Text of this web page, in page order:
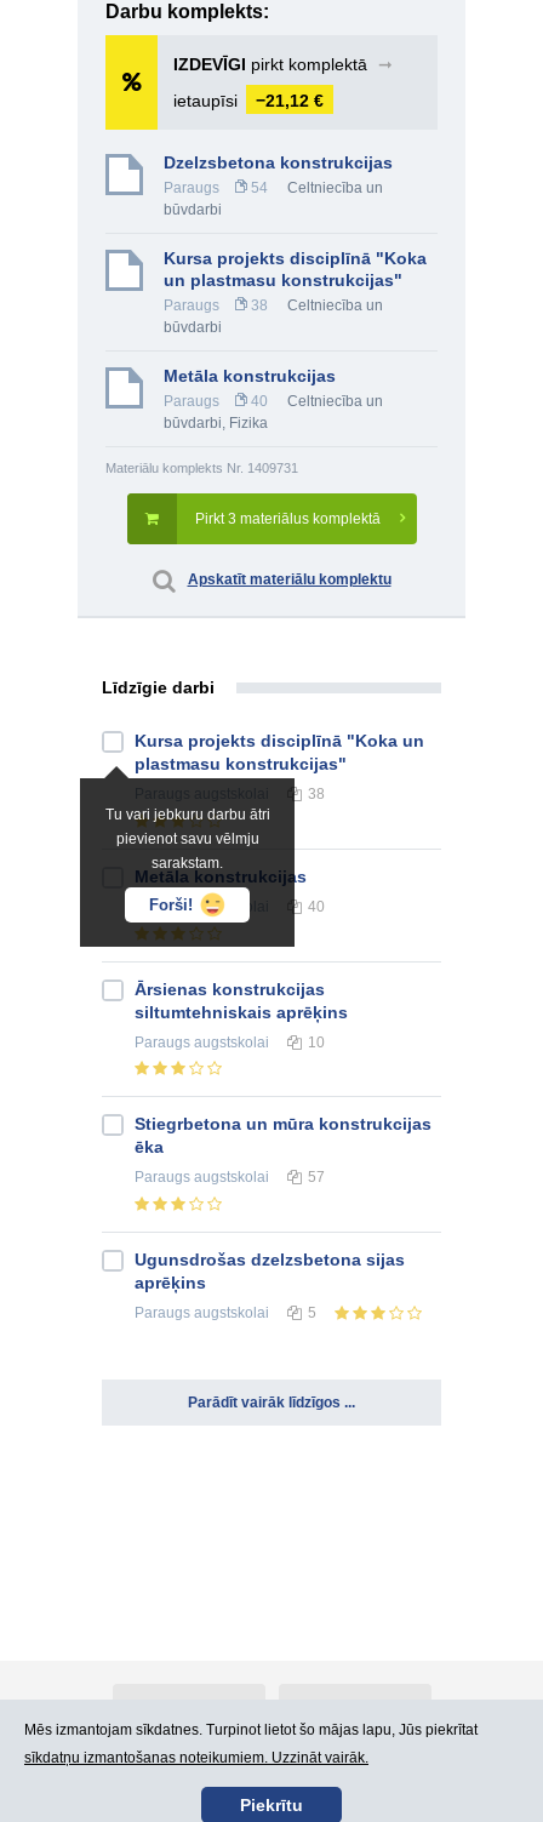
Darbu komplekts:
IZDEVĪGI pirkt komplektā
➞
ietaupīsi
−21,12 €
Dzelzsbetona konstrukcijas
Paraugs 54
Celtniecība un
būvdarbi
Kursa projekts disciplīnā "Koka
un plastmasu konstrukcijas"
Paraugs 38
Celtniecība un
būvdarbi
Metāla konstrukcijas
Paraugs 40
Celtniecība un
būvdarbi, Fizika
Materiālu komplekts Nr. 1409731
Pirkt 3 materiālus komplektā
Apskatīt materiālu komplektu
Līdzīgie darbi
Tu vari jebkuru darbu ātri
pievienot savu vēlmju
sarakstam.
Forši!
Kursa projekts disciplīnā "Koka un
plastmasu konstrukcijas"
38
Metāla konstrukcijas
Paraugsaugstskolai 40
Ārsienas konstrukcijas
siltumtehniskais aprēķins
Paraugs augstskolai 10
Stiegrbetona un mūra konstrukcijas
ēka
Paraugs augstskolai 57
Ugunsdrošas dzelzsbetona sijas
aprēķins
Paraugs augstskolai 5
Parādīt vairāk līdzīgos ...
Kontakti Lietošanas noteikumi
Mēs izmantojam sīkdatnes. Turpinot lietot šo mājas lapu, Jūs piekrītat
sīkdatņu izmantošanas noteikumiem. Uzzināt vairāk.
Piekrītu